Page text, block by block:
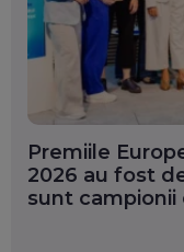
Premiile
2026 au fost
sunt campionii